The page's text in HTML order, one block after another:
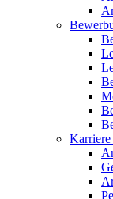
Karriere